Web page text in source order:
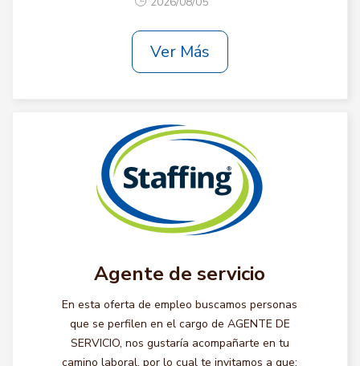
Ver Más
Agente de servicio
En esta oferta de empleo buscamos personas
que se perfilen en el cargo de AGENTE DE
SERVICIO, nos gustaría acompañarte en tu
camino laboral, por lo cual te invitamos a que: